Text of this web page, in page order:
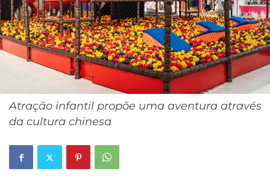
Atração infantil propõe uma aventura através
da cultura chinesa